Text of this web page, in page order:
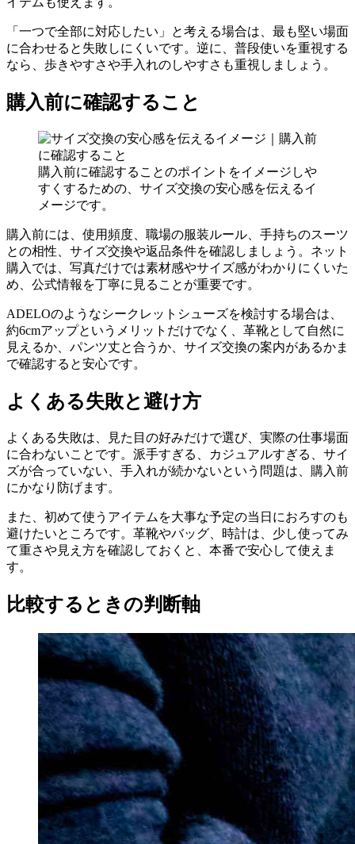
「一つで全部に対応したい」と考える場合は、最も堅い場面
に合わせると失敗しにくいです。逆に、普段使いを重視する
なら、歩きやすさや手入れのしやすさも重視しましょう。
購入前に確認すること
購入前に確認することのポイントをイメージしや
すくするための、サイズ交換の安心感を伝えるイ
メージです。
購入前には、使用頻度、職場の服装ルール、手持ちのスーツ
との相性、サイズ交換や返品条件を確認しましょう。ネット
購入では、写真だけでは素材感やサイズ感がわかりにくいた
め、公式情報を丁寧に見ることが重要です。
ADELOのようなシークレットシューズを検討する場合は、
約6cmアップというメリットだけでなく、革靴として自然に
見えるか、パンツ丈と合うか、サイズ交換の案内があるかま
で確認すると安心です。
よくある失敗と避け方
よくある失敗は、見た目の好みだけで選び、実際の仕事場面
に合わないことです。派手すぎる、カジュアルすぎる、サイ
ズが合っていない、手入れが続かないという問題は、購入前
にかなり防げます。
また、初めて使うアイテムを大事な予定の当日におろすのも
避けたいところです。革靴やバッグ、時計は、少し使ってみ
て重さや見え方を確認しておくと、本番で安心して使えま
す。
比較するときの判断軸